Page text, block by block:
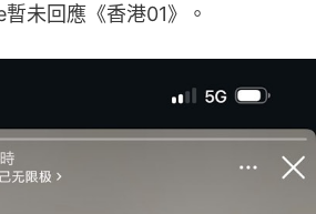
未回應《香港01》。